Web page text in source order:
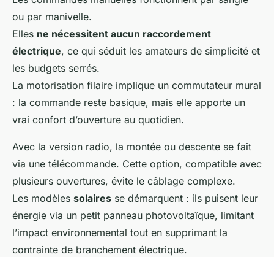
ou par manivelle.
Elles ne nécessitent aucun raccordement
électrique, ce qui séduit les amateurs de simplicité et
les budgets serrés.
La motorisation filaire implique un commutateur mural
: la commande reste basique, mais elle apporte un
vrai confort d’ouverture au quotidien.
Avec la version radio, la montée ou descente se fait
via une télécommande. Cette option, compatible avec
plusieurs ouvertures, évite le câblage complexe.
Les modèles solaires se démarquent : ils puisent leur
énergie via un petit panneau photovoltaïque, limitant
l’impact environnemental tout en supprimant la
contrainte de branchement électrique.